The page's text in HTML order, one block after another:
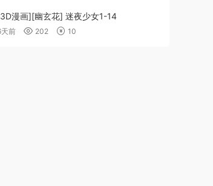
漫画][幽玄花] 迷夜少女1-14
前 202 10